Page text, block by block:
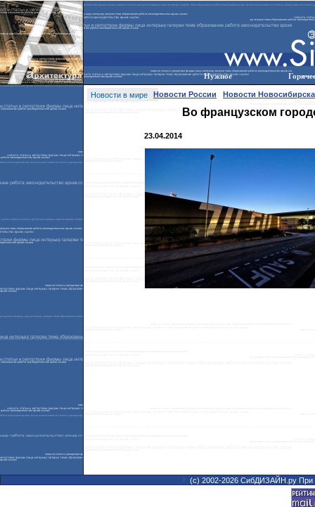
Нужное
Новости в мире Новости России Новости Новосибирска
Во французском
23.04.2014
(с) 2002-2026 СибДИЗАЙН.ру При